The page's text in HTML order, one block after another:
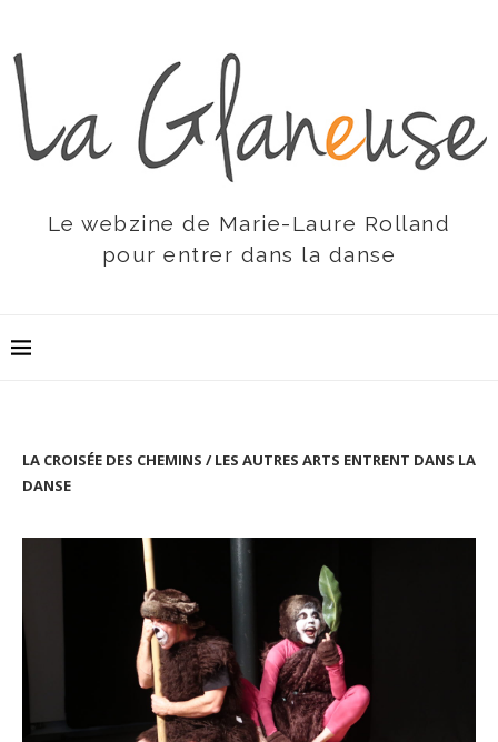
Le webzine de Marie-Laure Rolland
pour entrer dans la danse
LA CROISÉE DES CHEMINS / LES AUTRES ARTS ENTRENT DANS LA
DANSE